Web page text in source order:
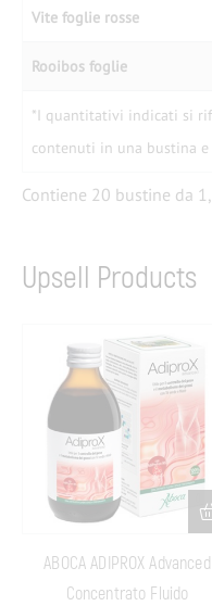
Vite foglie rosse
Rooibos foglie
*I quantitativi indicati si
contenuti in una bustina e
Contiene 20 bustine da
Upsell Products
ABOCA ADIPROX Advanced
Concentrato Fluido